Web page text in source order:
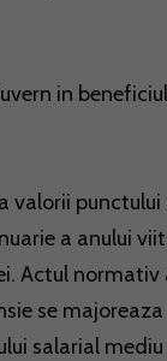
in
punctului
a anului
Actul
se
salarial